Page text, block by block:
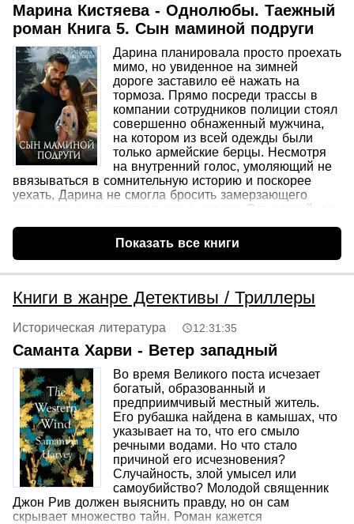
Марина Кистяева - Однолюбы. Таежный
роман Книга 5. Сын маминой подруги
Дарина планировала просто проехать
мимо, но увиденное на зимней
дороге заставило её нажать на
тормоза. Прямо посреди трассы в
компании сотрудников полиции стоял
совершенно обнаженный мужчина,
на котором из всей одежды были
только армейские берцы. Несмотря
на внутренний голос, умоляющий не
ввязываться в сомнительную историю и поскорее
уехать, Дарина не смогла бросить замерзающего
незнакомца на пятиградусном морозе. Эта случайная
её привычную жизнь, вовлекая в водоворот
непредсказуемых, опасных и курьезных событий.
Показать все книги
Книги в жанре Детективы / Триллеры
Историческая литература 12:31:35
Саманта Харви - Ветер западный
Во время Великого поста исчезает
богатый, образованный и
предприимчивый местный житель.
Его рубашка найдена в камышах, что
указывает на то, что его смыло
речными водами. Но что стало
причиной его исчезновения?
Случайность, злой умысел или
самоубийство? Молодой священник
Джон Рив должен выяснить правду, но он сам
скрывает множество тайн. Роман кажется